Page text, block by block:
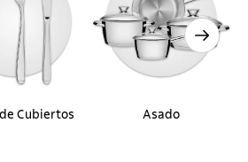
Cubiertos Asado